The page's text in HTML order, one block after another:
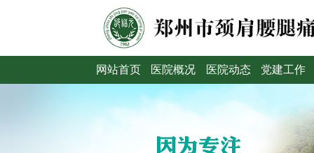
网站首页 医院概况 医院动态 党建工作